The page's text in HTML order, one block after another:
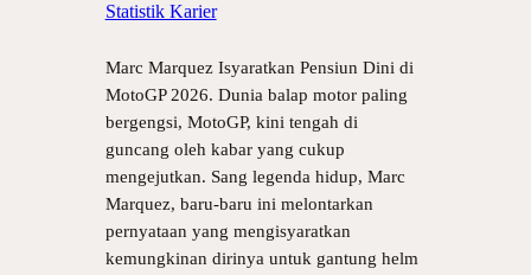
Statistik Karier
Marc Marquez Isyaratkan Pensiun Dini di
MotoGP 2026. Dunia balap motor paling
bergengsi, MotoGP, kini tengah di
guncang oleh kabar yang cukup
mengejutkan. Sang legenda hidup, Marc
Marquez, baru-baru ini melontarkan
pernyataan yang mengisyaratkan
kemungkinan dirinya untuk gantung helm